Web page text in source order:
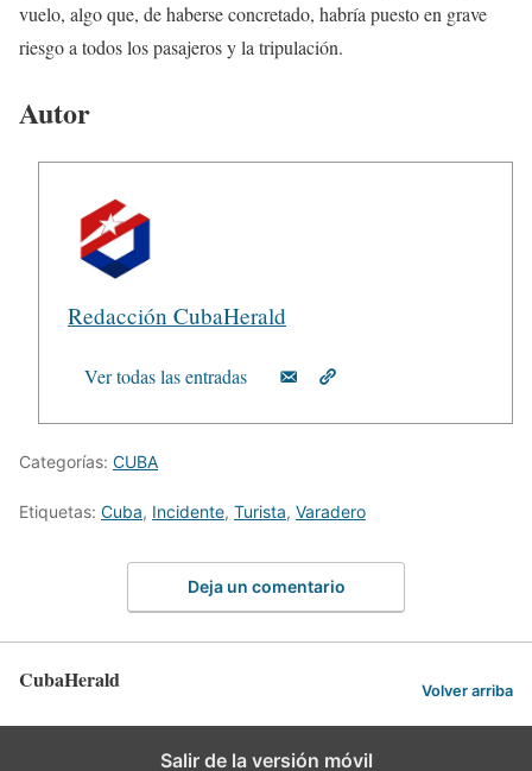
vuelo, algo que, de haberse concretado, habría puesto en grave
riesgo a todos los pasajeros y la tripulación.
Autor
Redacción CubaHerald
Ver todas las entradas
Categorías: CUBA
Etiquetas: Cuba, Incidente, Turista, Varadero
Deja un comentario
CubaHerald Volver arriba
Salir de la versión móvil